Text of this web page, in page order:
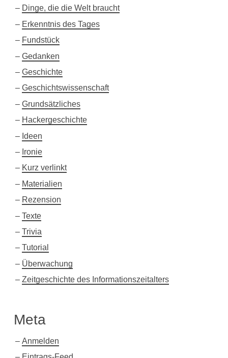
Dinge, die die Welt braucht
Erkenntnis des Tages
Fundstück
Gedanken
Geschichte
Geschichtswissenschaft
Grundsätzliches
Hackergeschichte
Ideen
Ironie
Kurz verlinkt
Materialien
Rezension
Texte
Trivia
Tutorial
Überwachung
Zeitgeschichte des Informationszeitalters
Meta
Anmelden